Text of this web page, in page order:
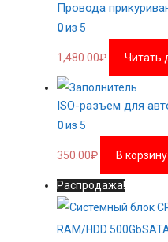
Провода
0из 5
1,480.00₽ Читать
ISO-разъем для
0из 5
350.00₽ В корзину
Распродажа!